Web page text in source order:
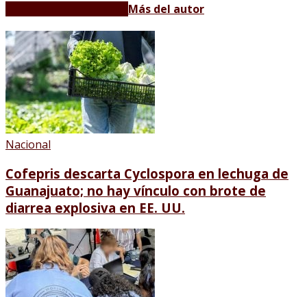
Más del autor
Nacional
Cofepris descarta Cyclospora en lechuga de
Guanajuato; no hay vínculo con brote de
diarrea explosiva en EE. UU.